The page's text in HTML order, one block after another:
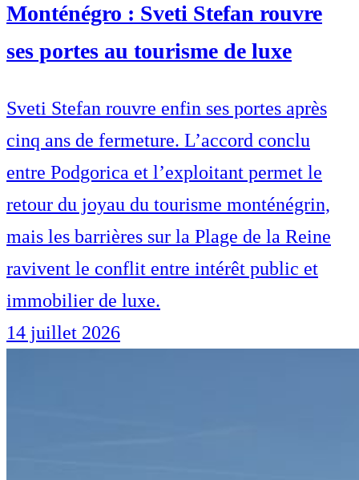
Monténégro : Sveti Stefan rouvre
ses portes au tourisme de luxe
Sveti Stefan rouvre enfin ses portes après
cinq ans de fermeture. L’accord conclu
entre Podgorica et l’exploitant permet le
retour du joyau du tourisme monténégrin,
mais les barrières sur la Plage de la Reine
ravivent le conflit entre intérêt public et
immobilier de luxe.
14 juillet 2026